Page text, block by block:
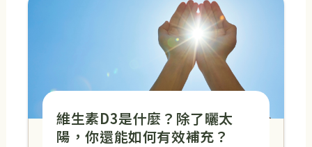
維生素D3是什麼？除了曬太
陽，你還能如何有效補充？